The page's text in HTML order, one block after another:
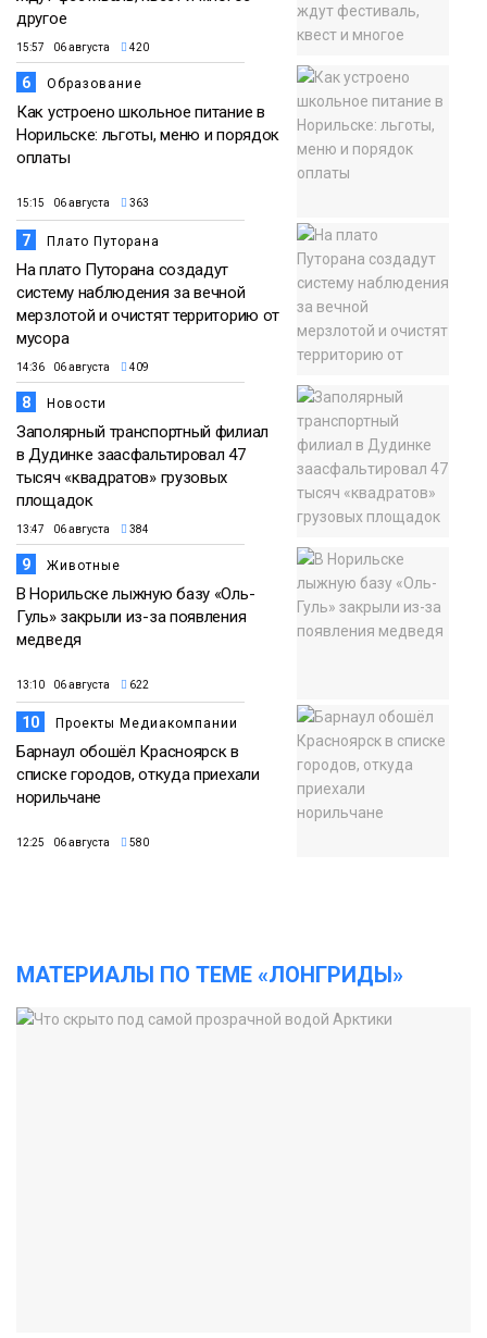
другое
15:57 06 августа 420
6 Образование
Как устроено школьное питание в
Норильске: льготы, меню и порядок
оплаты
15:15 06 августа 363
7 Плато Путорана
На плато Путорана создадут
систему наблюдения за вечной
мерзлотой и очистят территорию от
мусора
14:36 06 августа 409
8 Новости
Заполярный транспортный филиал
в Дудинке заасфальтировал 47
тысяч «квадратов» грузовых
площадок
13:47 06 августа 384
9 Животные
В Норильске лыжную базу «Оль-
Гуль» закрыли из-за появления
медведя
13:10 06 августа 622
10 Проекты Медиакомпании
Барнаул обошёл Красноярск в
списке городов, откуда приехали
норильчане
12:25 06 августа 580
МАТЕРИАЛЫ ПО ТЕМЕ «ЛОНГРИДЫ»